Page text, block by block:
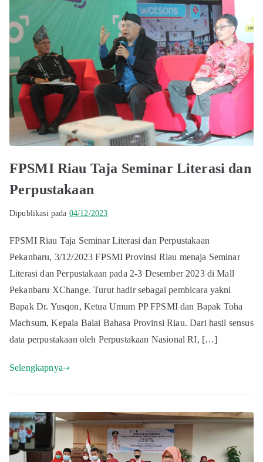
FPSMI Riau Taja Seminar Literasi dan
Perpustakaan
Dipublikasi pada 04/12/2023
FPSMI Riau Taja Seminar Literasi dan Perpustakaan
Pekanbaru, 3/12/2023 FPSMI Provinsi Riau menaja Seminar
Literasi dan Perpustakaan pada 2-3 Desember 2023 di Mall
Pekanbaru XChange. Turut hadir sebagai pembicara yakni
Bapak Dr. Yusqon, Ketua Umum PP FPSMI dan Bapak Toha
Machsum, Kepala Balai Bahasa Provinsi Riau. Dari hasil sensus
data perpustakaan oleh Perpustakaan Nasional RI, […]
Selengkapnya